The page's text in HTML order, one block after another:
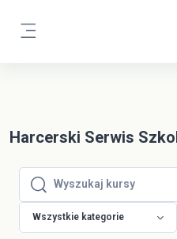
Harcerski Serwis
Wyszukaj kursy
Wyszukaj kursy
Wszystkie kategorie